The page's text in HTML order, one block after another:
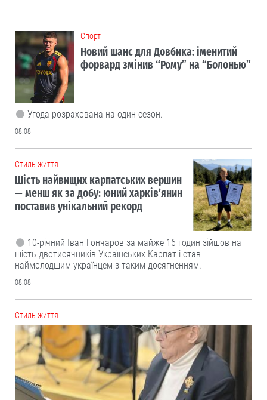
Cпорт
Новий шанс для Довбика: іменитий
форвард змінив “Рому” на “Болонью”
Угода розрахована на один сезон.
08.08
Cтиль життя
Шість найвищих карпатських вершин
— менш як за добу: юний харків’янин
поставив унікальний рекорд
10-річний Іван Гончаров за майже 16 годин зійшов на
шість двотисячників Українських Карпат і став
наймолодшим українцем з таким досягненням.
08.08
Cтиль життя